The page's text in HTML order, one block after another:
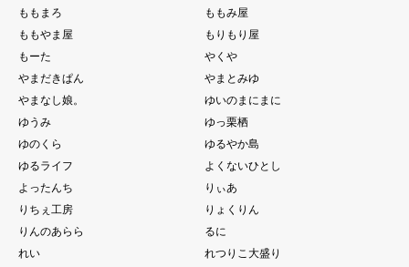
ももまろ
ももみ屋
ももやま屋
もりもり屋
もーた
やくや
やまだきぱん
やまとみゆ
やまなし娘。
ゆいのまにまに
ゆうみ
ゆっ栗栖
ゆのくら
ゆるやか島
ゆるライフ
よくないひとし
よったんち
りぃあ
りちぇ工房
りょくりん
りんのあらら
るに
れい
れつりこ大盛り